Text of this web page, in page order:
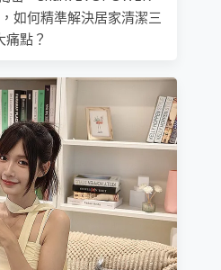
如何精準解決居家清潔三
痛點？